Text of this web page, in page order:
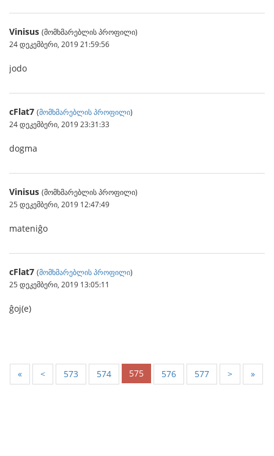
Vinisus (მომხმარებლის პროფილი)
24 დეკემბერი, 2019 21:59:56
jodo
cFlat7 (მომხმარებლის პროფილი)
24 დეკემბერი, 2019 23:31:33
dogma
Vinisus (მომხმარებლის პროფილი)
25 დეკემბერი, 2019 12:47:49
mateniĝo
cFlat7 (მომხმარებლის პროფილი)
25 დეკემბერი, 2019 13:05:11
ĝoj(e)
« < 573 574 575 576 577 > »